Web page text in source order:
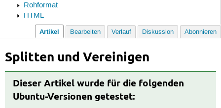
Rohformat
HTML
Artikel Bearbeiten Verlauf Diskussion Abonnieren
Splitten und Vereinigen
Dieser Artikel wurde für die folgenden
Ubuntu-Versionen getestet: